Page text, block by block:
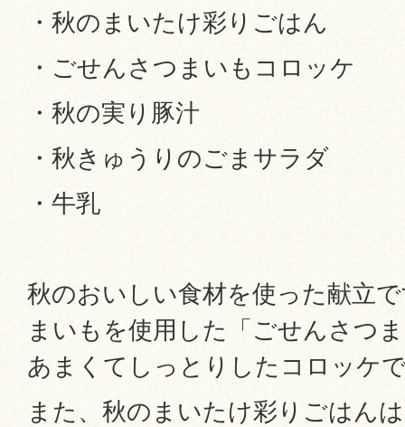
・秋のまいたけ彩りごはん
・ごせんさつまいもコロッケ
・秋の実り豚汁
・秋きゅうりのごまサラダ
・牛乳
秋のおいしい食材を使った献立
まいもを使用した「ごせんさつ
あまくてしっとりしたコロッケ
また、秋のまいたけ彩りごはん